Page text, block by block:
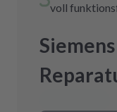
voll